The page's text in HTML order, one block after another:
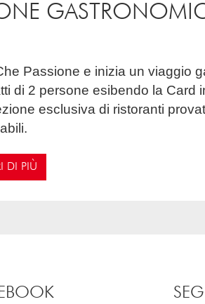
di 2 persone esibendo la Card
esclusiva di ristoranti
DI PIÙ